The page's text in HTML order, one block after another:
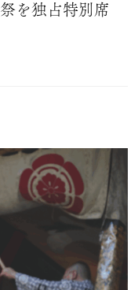
を独占特別席